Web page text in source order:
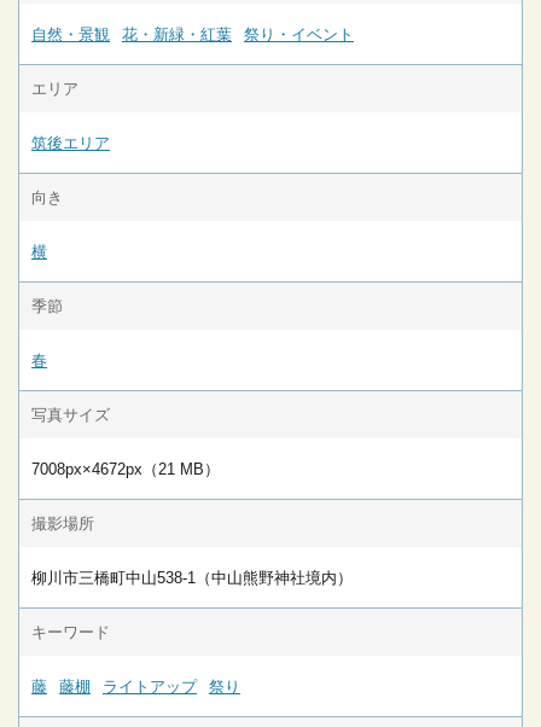
自然・景観 花・新緑・紅葉 祭り・イベント
エリア
筑後エリア
向き
横
季節
春
写真サイズ
7008px×4672px（21 MB）
撮影場所
柳川市三橋町中山538-1（中山熊野神社境内）
キーワード
藤 藤棚 ライトアップ 祭り